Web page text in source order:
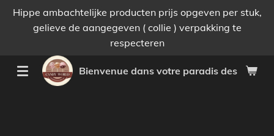
Passer
principal
Bienvenue dans votre paradis des
Hippe ambachtelijke producten prijs opgeven per stuk,
gelieve de aangegeven ( collie ) verpakking te
respecteren